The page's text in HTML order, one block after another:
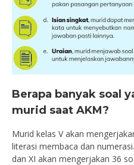
Berapa banyak soal
murid saat AKM?
Murid kelas V akan
literasi membaca dan
dan XI akan mengerjakan 36